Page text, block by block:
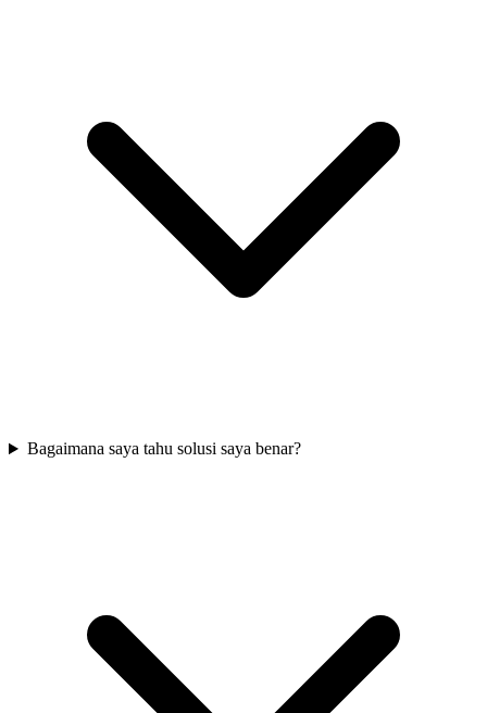
Bagaimana saya tahu solusi saya benar?